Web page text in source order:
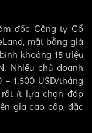
đốc Công ty Cổ
mặt bằng giá
khoảng 15 triệu
Nhiều chủ doanh
1.500 USD/tháng
rất ít lựa chọn đáp
gia cao cấp, đặc